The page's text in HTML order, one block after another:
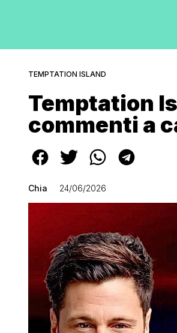
TEMPTATION ISLAND
Temptation
commenti a
Chia 24/06/2026